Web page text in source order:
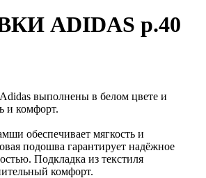
ADIDAS р.40
выполнены в белом цвете и
и комфорт.
обеспечивает мягкость и
подошва гарантирует надёжное
Подкладка из текстиля
комфорт.